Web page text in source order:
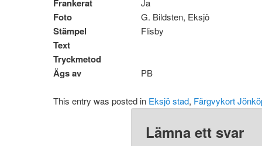
Frankerat Ja
Foto G. Bildsten, Eksjö
Stämpel Flisby
Text
Tryckmetod
Ägs av
PB
This entry was posted in Eksjö stad, Färgvykort
Lämna ett svar